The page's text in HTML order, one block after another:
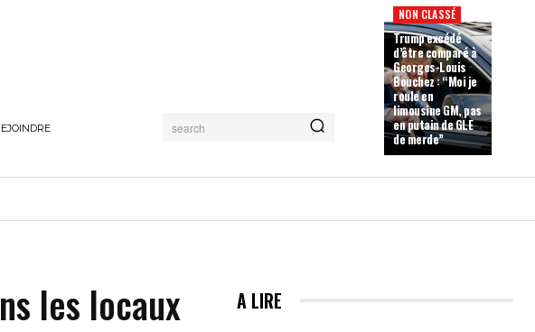
search
NON CLASSÉ
Trump excédé
d’être comparé à
Georges-Louis
Bouchez : “Moi je
roule en
limousine GM, pas
en putain de GLE
de merde”
les locaux
A LIRE